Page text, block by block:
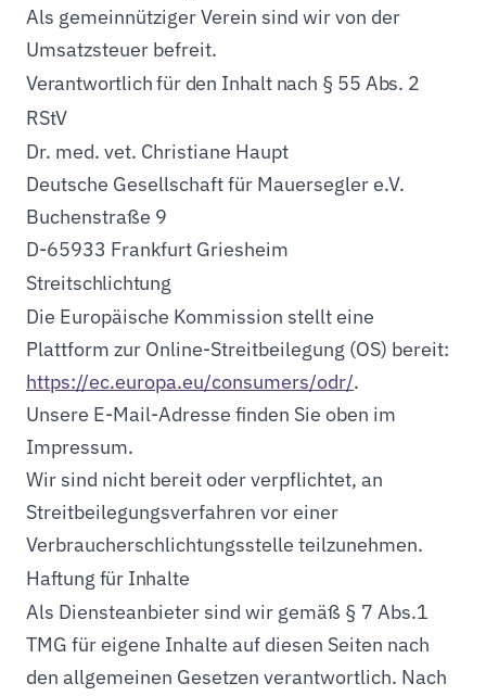
Als gemeinnütziger Verein sind wir von der
Umsatzsteuer befreit.
Verantwortlich für den Inhalt nach § 55 Abs. 2
RStV
Dr. med. vet. Christiane Haupt
Deutsche Gesellschaft für Mauersegler e.V.
Buchenstraße 9
D-65933 Frankfurt Griesheim
Streitschlichtung
Die Europäische Kommission stellt eine
Plattform zur Online-Streitbeilegung (OS) bereit:
https://ec.europa.eu/consumers/odr/.
Unsere E-Mail-Adresse finden Sie oben im
Impressum.
Wir sind nicht bereit oder verpflichtet, an
Streitbeilegungsverfahren vor einer
Verbraucherschlichtungsstelle teilzunehmen.
Haftung für Inhalte
Als Diensteanbieter sind wir gemäß § 7 Abs.1
TMG für eigene Inhalte auf diesen Seiten nach
den allgemeinen Gesetzen verantwortlich. Nach